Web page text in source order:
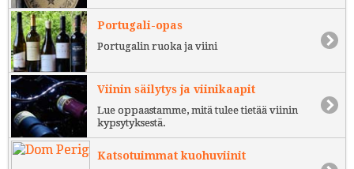
Portugali-opas
Portugalin ruoka ja viini
Viinin säilytys ja viinikaapit
Lue oppaastamme, mitä tulee tietää viinin
kypsytyksestä.
Katsotuimmat kuohuviinit